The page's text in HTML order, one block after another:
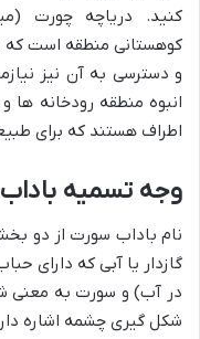
کنید. دریاچه چورت
کوهستانی منطقه است که
و دسترسی به آن نیز
انبوه منطقه رودخانه
اطراف هستند که برای
وجه تسمیه
نام باداب سورت از دو
گازدار یا آبی که دارای
در آب) و سورت به معنی
شکل گیری چشمه اشاره